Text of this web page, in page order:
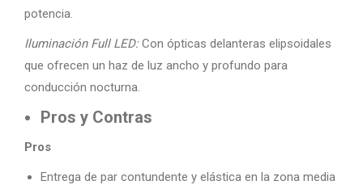
potencia.
Iluminación Full LED:Con ópticas delanteras elipsoidales
que ofrecen un haz de luz ancho y profundo para
conducción nocturna.
Pros y Contras
Pros
Entrega de par contundente y elástica en la zona media